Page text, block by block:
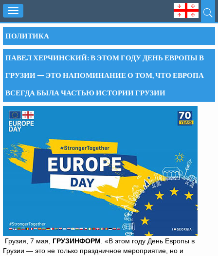
Toggle
navigation
ПОЛИТИКА
ПАВЕЛ ХЕРЧИНСКИЙ: В ЭТОМ ГОДУ ДЕНЬ ЕВРОПЫ В
ГРУЗИИ — ЭТО НАПОМИНАНИЕ О ТОМ, ЧТО ЕВРОПА
ВСЕГДА БЫЛА ЧАСТЬЮ ИСТОРИИ ГРУЗИИ
Грузия, 7 мая, ГРУЗИНФОРМ . «В этом году День Европы в
Грузии — это не только праздничное мероприятие, но и